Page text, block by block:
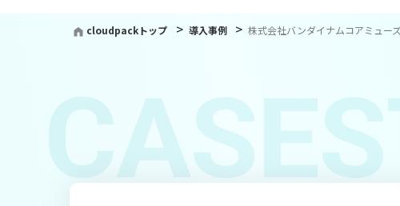
cloudpackトップ 導入事例 株式会社バンダイナムコアミュー